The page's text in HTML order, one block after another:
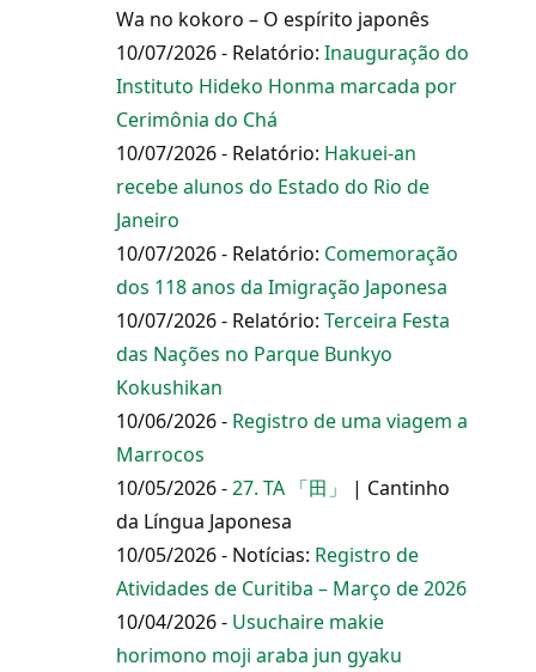
Wa no kokoro – O espírito japonês
10/07/2026 - Relatório: Inauguração do
Instituto Hideko Honma marcada por
Cerimônia do Chá
10/07/2026 - Relatório: Hakuei-an
recebe alunos do Estado do Rio de
Janeiro
10/07/2026 - Relatório: Comemoração
dos 118 anos da Imigração Japonesa
10/07/2026 - Relatório: Terceira Festa
das Nações no Parque Bunkyo
Kokushikan
10/06/2026 - Registro de uma viagem a
Marrocos
10/05/2026 -27. TA 「田」
| Cantinho
da Língua Japonesa
10/05/2026 - Notícias: Registro de
Atividades de Curitiba – Março de 2026
10/04/2026 - Usuchaire makie
horimono moji araba jun gyaku